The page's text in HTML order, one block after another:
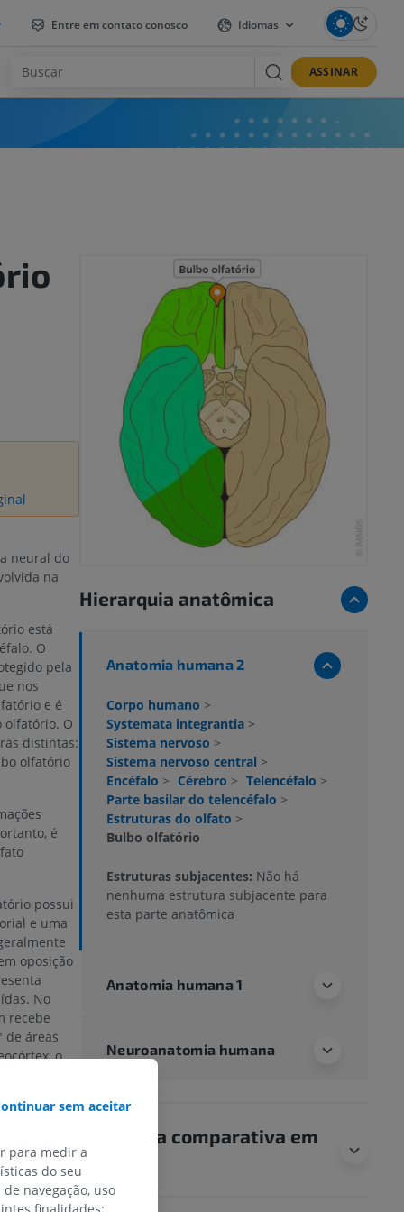
Entre em contato conosco Idiomas
ASSINAR
neural do
na
está
O
pela
nos
e é
olfatório. O
distintas:
olfatório
é
possui
e uma
oposição
No
recebe
de áreas
o
Hierarquia anatômica
Anatomia humana 2
Corpo humano >
Systemata integrantia >
Sistema nervoso >
Sistema nervoso central >
Encéfalo > Cérebro > Telencéfalo >
Parte basilar do telencéfalo >
Estruturas do olfato >
Bulbo olfatório
Estruturas subjacentes: Não há
nenhuma estrutura subjacente para
esta parte anatômica
Anatomia humana 1
Neuroanatomia humana
Anatomia comparativa em
animais
sem aceitar
para medir a
do seu
navegação, uso